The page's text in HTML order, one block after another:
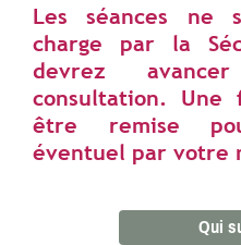
Les séances ne
charge par la
devrez
consultation. Une
être remise
éventuel par votre
Qui